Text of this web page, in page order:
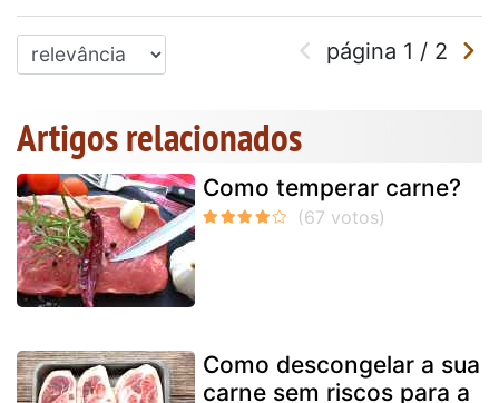
página 1 / 2
Artigos relacionados
Como temperar carne?
Como descongelar a sua
carne sem riscos para a